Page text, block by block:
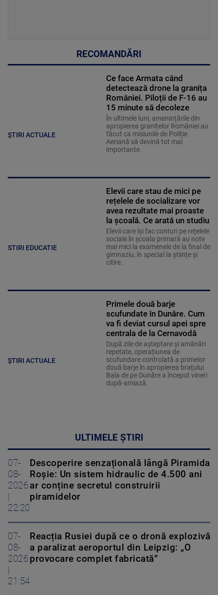
RECOMANDĂRI
ȘTIRI ACTUALE
Ce face Armata când
detectează drone la granița
României. Piloții de F-16 au
15 minute să decoleze
În ultimele luni, amenințările din
apropierea granițelor României au
făcut ca misiunile de Poliție
Aeriană să devină tot mai
importante.
STIRI EDUCATIE
Elevii care stau de mici pe
rețelele de socializare vor
avea rezultate mai proaste
la școală. Ce arată un studiu
Elevii care îşi fac conturi pe rețelele
sociale în școala primară au note
mai mici la examenele de la final de
gimnaziu, în special la științe și
citire.
ȘTIRI ACTUALE
Primele două barje
scufundate în Dunăre. Cum
va fi deviat cursul apei spre
centrala de la Cernavodă
După zile de așteptare și amânări
repetate, operațiunea de
scufundare controlată a primelor
două barje în apropierea brațului
Bala de pe Dunăre a început vineri
după-amiază.
ULTIMELE ȘTIRI
07-
08-
2026
22:20
Descoperire senzațională lângă Piramida
Roșie: Un sistem hidraulic de 4.500 ani
ar conține secretul construirii
piramidelor
07-
08-
2026
21:54
Reacția Rusiei după ce o dronă explozivă
a paralizat aeroportul din Leipzig: „O
provocare complet fabricată”